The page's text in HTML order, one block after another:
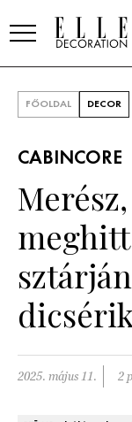
SZOBÁK
Konyha
Fürdőszoba
Nappali
Hálószoba
ÖTLETEK
Lakások
FŐOLDAL DECOR
CABINCORE
2025. május 11. 2